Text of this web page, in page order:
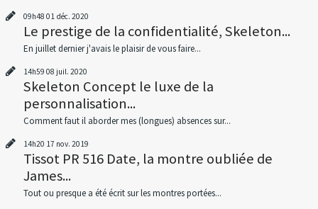
09h48 01 déc. 2020
Le prestige de la confidentialité, Skeleton...
En juillet dernier j'avais le plaisir de vous faire...
14h59 08 juil. 2020
Skeleton Concept le luxe de la
personnalisation...
Comment faut il aborder mes (longues) absences sur...
14h20 17 nov. 2019
Tissot PR 516 Date, la montre oubliée de
James...
Tout ou presque a été écrit sur les montres portées...